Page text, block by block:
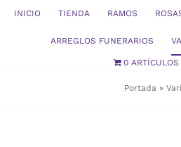
INICIO TIENDA RAMOS
ARREGLOS FUNERARIOS
0 ARTÍCULOS
Portada »